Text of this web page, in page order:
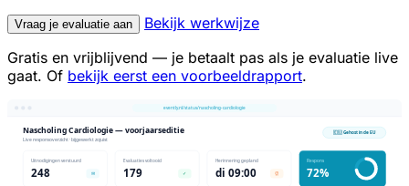
Vraag je evaluatie aan
Bekijk werkwijze
Gratis en vrijblijvend — je betaalt pas als je evaluatie live
gaat. Of bekijk eerst een voorbeeldrapport.